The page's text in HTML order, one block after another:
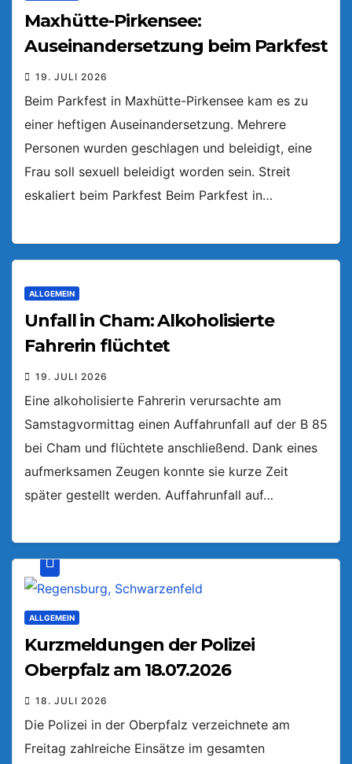
Maxhütte-Pirkensee:
Auseinandersetzung beim Parkfest
19. JULI 2026
Beim Parkfest in Maxhütte-Pirkensee kam es zu
einer heftigen Auseinandersetzung. Mehrere
Personen wurden geschlagen und beleidigt, eine
Frau soll sexuell beleidigt worden sein. Streit
eskaliert beim Parkfest Beim Parkfest in…
ALLGEMEIN
Unfall in Cham: Alkoholisierte
Fahrerin flüchtet
19. JULI 2026
Eine alkoholisierte Fahrerin verursachte am
Samstagvormittag einen Auffahrunfall auf der B 85
bei Cham und flüchtete anschließend. Dank eines
aufmerksamen Zeugen konnte sie kurze Zeit
später gestellt werden. Auffahrunfall auf…
ALLGEMEIN
Kurzmeldungen der Polizei
Oberpfalz am 18.07.2026
18. JULI 2026
Die Polizei in der Oberpfalz verzeichnete am
Freitag zahlreiche Einsätze im gesamten